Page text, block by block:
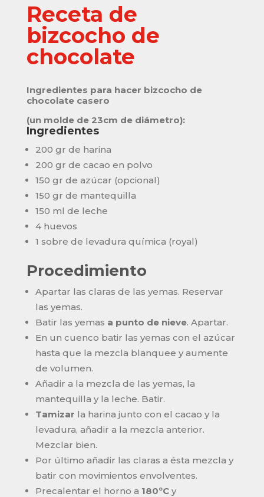
Receta de
bizcocho de
chocolate
Ingredientes para hacer bizcocho de
chocolate casero
(un molde de 23cm de diámetro):
Ingredientes
200 gr de harina
200 gr de cacao en polvo
150 gr de azúcar (opcional)
150 gr de mantequilla
150 ml de leche
4 huevos
1 sobre de levadura química (royal)
Procedimiento
Apartar las claras de las yemas. Reservar
las yemas.
Batir las yemas a punto de nieve. Apartar.
En un cuenco batir las yemas con el azúcar
hasta que la mezcla blanquee y aumente
de volumen.
Añadir a la mezcla de las yemas, la
mantequilla y la leche. Batir.
Tamizar la harina junto con el cacao y la
levadura, añadir a la mezcla anterior.
Mezclar bien.
Por último añadir las claras a ésta mezcla y
batir con movimientos envolventes.
Precalentar el horno a 180ºCy